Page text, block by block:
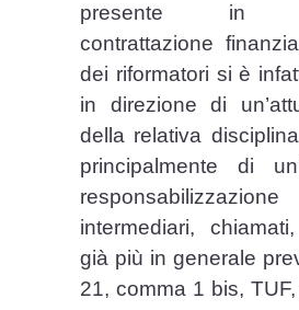
presente in
contrattazione
dei riformatori si è
in direzione di
della relativa
principalmente di
intermediari,
già più in generale
21, comma 1 bis,